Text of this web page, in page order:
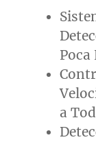
Poca
a